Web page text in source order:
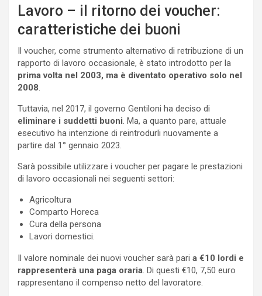
Lavoro – il ritorno dei voucher:
caratteristiche dei buoni
Il voucher, come strumento alternativo di retribuzione di un
rapporto di lavoro occasionale, è stato introdotto per la
prima volta nel 2003, ma è diventato operativo solo nel
2008
Tuttavia, nel 2017, il governo Gentiloni ha deciso di
eliminare i suddetti buoni . Ma, a quanto pare, attuale
esecutivo ha intenzione di reintrodurli nuovamente a
partire dal 1° gennaio 2023.
Sarà possibile utilizzare i voucher per pagare le prestazioni
di lavoro occasionali nei seguenti settori:
Agricoltura
Comparto Horeca
Cura della persona
Lavori domestici.
Il valore nominale dei nuovi voucher sarà pari a €10 lordi e
rappresenterà una paga oraria . Di questi €10, 7,50 euro
rappresentano il compenso netto del lavoratore.